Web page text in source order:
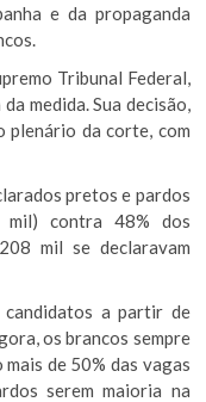
e da propaganda
Tribunal Federal,
medida. Sua decisão,
plenário da corte, com
pretos e pardos
mil) contra 48% dos
mil se declaravam
a partir de
os brancos sempre
de 50% das vagas
serem maioria na